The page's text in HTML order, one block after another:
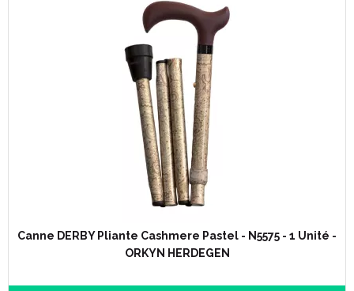
Canne DERBY Pliante Cashmere Pastel - N5575 - 1 Unité -
ORKYN HERDEGEN